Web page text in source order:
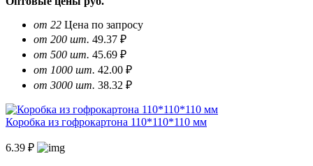
от 22 Цена по запросу
от 200 шт. 49.37 ₽
от 500 шт. 45.69 ₽
от 1000 шт. 42.00 ₽
от 3000 шт. 38.32 ₽
Коробка из гофрокартона 110*110*110 мм
6.39 ₽